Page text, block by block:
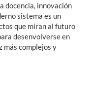
docencia, innovación
sistema es un
que miran al futuro
desenvolverse en
más complejos y